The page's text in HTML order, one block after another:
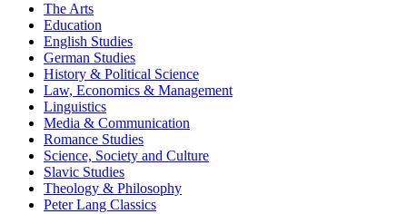
The Arts
Education
English Studies
German Studies
History & Political Science
Law, Economics & Management
Linguistics
Media & Communication
Romance Studies
Science, Society and Culture
Slavic Studies
Theology & Philosophy
Peter Lang Classics